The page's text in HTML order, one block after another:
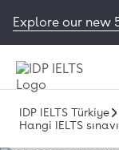
Explore our new
IDP IELTS Türkiye
Hangi IELTS